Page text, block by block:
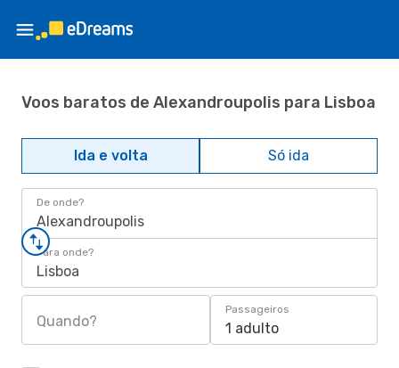
Voos baratos de Alexandroupolis para Lisboa
Ida e volta Só ida
De onde?
Alexandroupolis
Para onde?
Lisboa
Quando?
Passageiros
1 adulto